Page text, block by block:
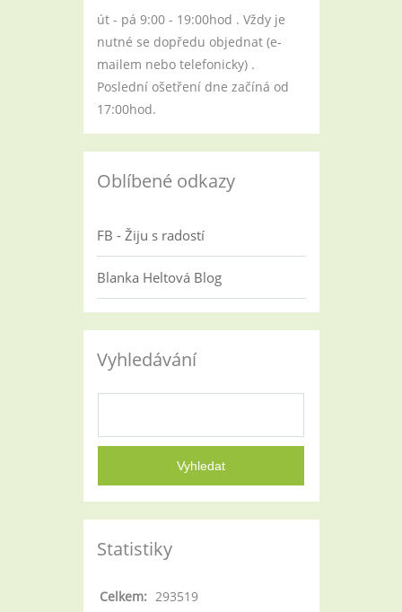
út - pá 9:00 - 19:00hod . Vždy je
nutné se dopředu objednat (e-
mailem nebo telefonicky) .
Poslední ošetření dne začíná od
17:00hod.
Oblíbené odkazy
FB - Žiju s radostí
Blanka Heltová Blog
Vyhledávání
Statistiky
Celkem: 293519